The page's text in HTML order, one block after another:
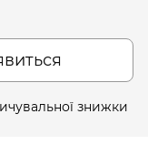
знижки